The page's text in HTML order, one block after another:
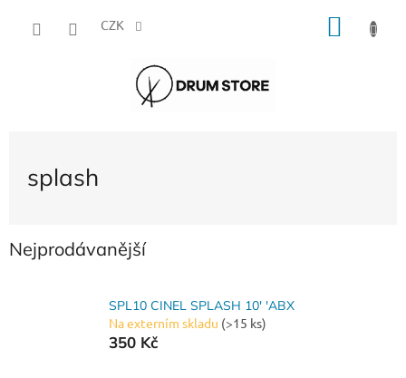
CZK
splash
Nejprodávanější
SPL10 CINEL SPLASH 10' 'ABX
Na externím skladu (>15 ks)
350 Kč